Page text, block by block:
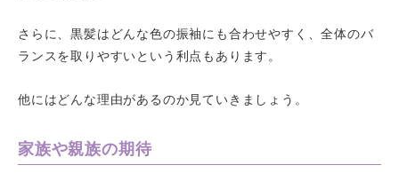
さらに、黒髪はどんな色の振袖にも合わせやすく、全体のバ
ランスを取りやすいという利点もあります。
他にはどんな理由があるのか見ていきましょう。
家族や親族の期待